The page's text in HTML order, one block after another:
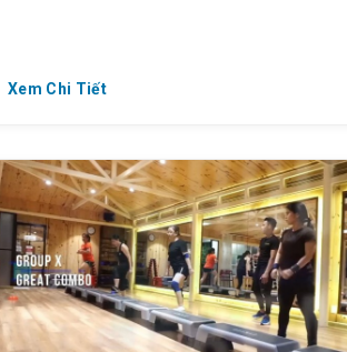
? Ưu đãi sập sàn đây cả nhà ơi! Chỉ tháng 9
? Tập Gym ngay => Thân hình quyến rũ =>
Tự tin thả dáng.
? Rủ ngay đứa bạn tập chung để có động
lực Gym nào!!!
Xem Chi Tiết